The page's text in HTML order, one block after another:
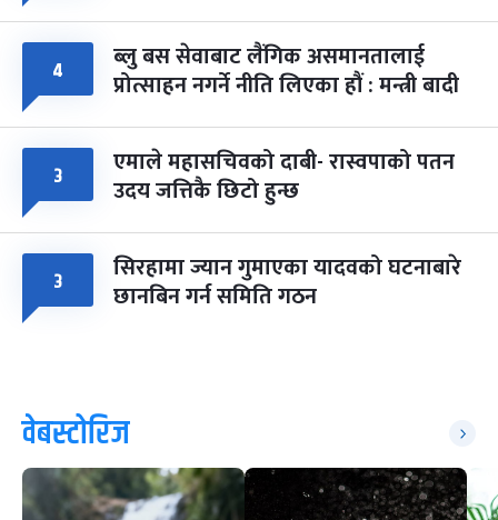
४ ब्लु बस सेवाबाट लैंगिक असमानतालाई
प्रोत्साहन नगर्ने नीति लिएका हौं : मन्त्री बादी
३ एमाले महासचिवको दाबी- रास्वपाको पतन
उदय जत्तिकै छिटो हुन्छ
३ सिरहामा ज्यान गुमाएका यादवको घटनाबारे
छानबिन गर्न समिति गठन
वेबस्टोरिज